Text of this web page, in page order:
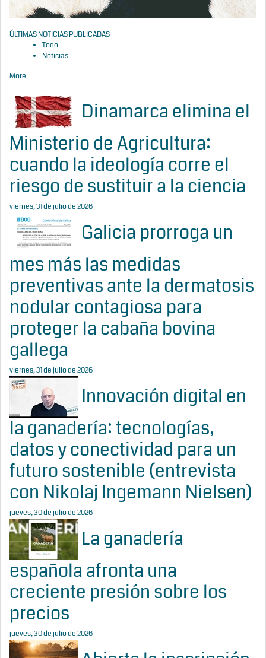
ÚLTIMAS NOTICIAS PUBLICADAS
Todo
Noticias
More
Dinamarca elimina el
Ministerio de Agricultura:
cuando la ideología corre el
riesgo de sustituir a la ciencia
viernes, 31 de julio de 2026
Galicia prorroga un
mes más las medidas
preventivas ante la dermatosis
nodular contagiosa para
proteger la cabaña bovina
gallega
viernes, 31 de julio de 2026
Innovación digital en
la ganadería: tecnologías,
datos y conectividad para un
futuro sostenible (entrevista
con Nikolaj Ingemann Nielsen)
jueves, 30 de julio de 2026
La ganadería
española afronta una
creciente presión sobre los
precios
jueves, 30 de julio de 2026